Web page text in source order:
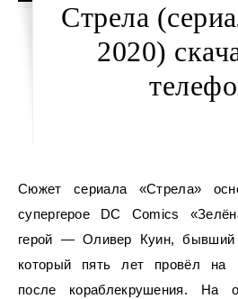
Стрела
2020)
Сюжет сериала «Стрела» основан на комиксах о
супергерое DC Comics
герой — Оливер Куин, бывший
который пять лет провёл на
после кораблекрушения. На